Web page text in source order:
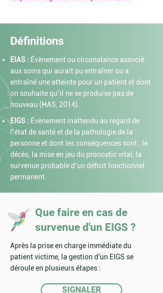
Définitions
EIAS : Évènement ou circonstance associé
aux soins qui aurait pu entraîner ou a
entraîné une atteinte pour un patient et dont
on souhaite qu’il ne se produise pas de
nouveau (HAS, 2014).
EIGS : Évènement inattendu au regard de
l’état de santé et de la pathologie de la
personne et dont les conséquences sont : le
décès, la mise en jeu du pronostic vital, la
survenue probable d’un déficit fonctionnel
permanent.
Que faire en cas de
survenue d'un EIGS ?
Après la prise en charge immédiate du
patient victime, la gestion d'un EIGS se
déroule en plusieurs étapes :
SIGNALER